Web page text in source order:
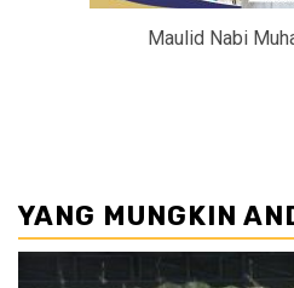
Maulid Nabi
YANG MUNGKIN